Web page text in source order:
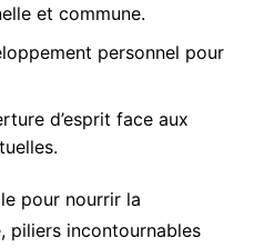
et commune.
personnel pour
d’esprit face aux
pour nourrir la
piliers incontournables